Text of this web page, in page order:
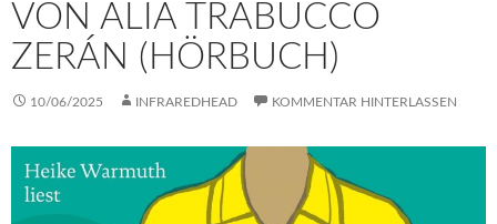
VON ALIA TRABUCCO
ZERÁN (HÖRBUCH)
10/06/2025 INFRAREDHEAD KOMMENTAR HINTERLASSEN